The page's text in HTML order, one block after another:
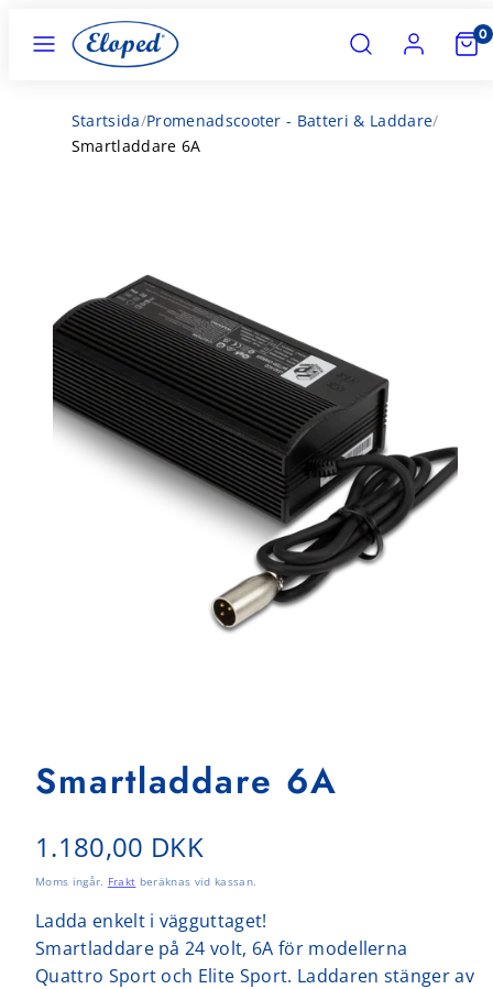
VISA
MIN
0
Startsida/Promenadscooter - Batteri & Laddare/
Smartladdare 6A
Smartladdare 6A
Normalpris
1.180,00 DKK
Moms ingår. Frakt beräknas vid kassan.
Ladda enkelt i vägguttaget!
Smartladdare på 24 volt, 6A för modellerna
Quattro Sport och Elite Sport. Laddaren stänger av